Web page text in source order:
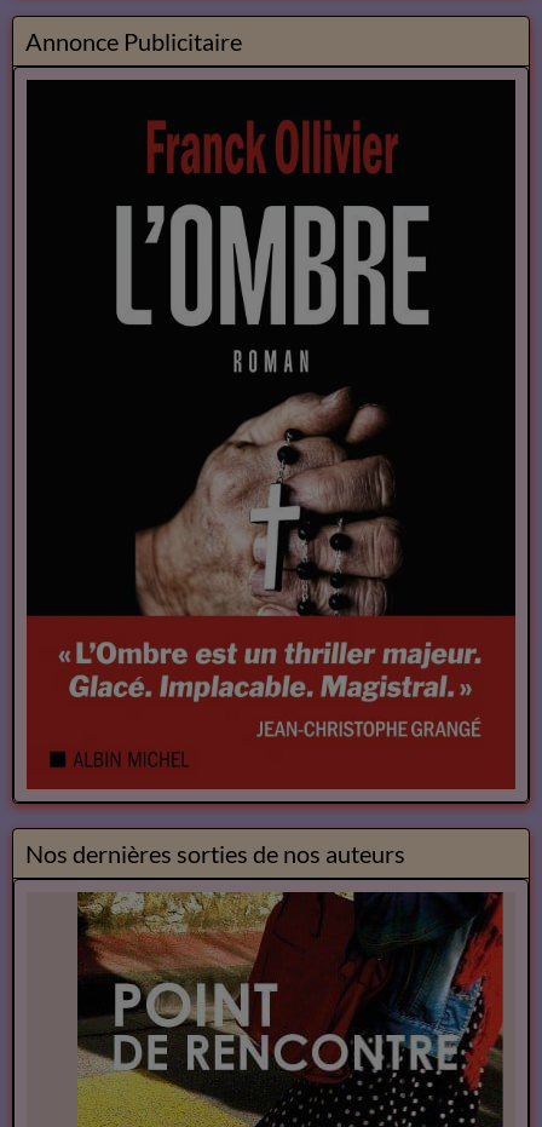
Annonce Publicitaire
Nos dernières sorties de nos auteurs